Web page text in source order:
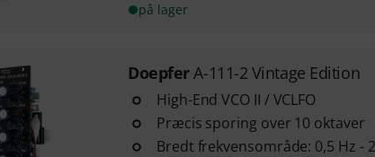
på lager
DoepferA-111-2 Vintage Edition
High-End VCO II / VCLFO
Præcis sporing over 10 oktaver
Bredt frekvensområde: 0,5 Hz -